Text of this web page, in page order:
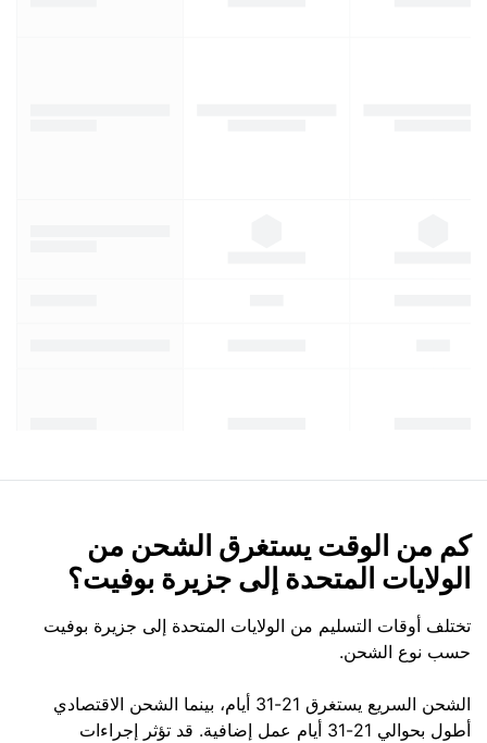
كم من الوقت يستغرق الشحن من
الولايات المتحدة إلى جزيرة بوفيت؟
تختلف أوقات التسليم من الولايات المتحدة إلى جزيرة بوفيت
حسب نوع الشحن.
الشحن السريع يستغرق 21-31 أيام، بينما الشحن الاقتصادي
أطول بحوالي 21-31 أيام عمل إضافية. قد تؤثر إجراءات